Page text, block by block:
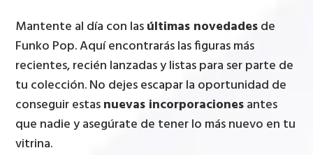
Mantente al día con lasúltimas novedadesde
Funko Pop. Aquí encontrarás las figuras más
recientes, recién lanzadas y listas para ser parte de
tu colección. No dejes escapar la oportunidad de
conseguir estasnuevas incorporacionesantes
que nadie y asegúrate de tener lo más nuevo en tu
vitrina.